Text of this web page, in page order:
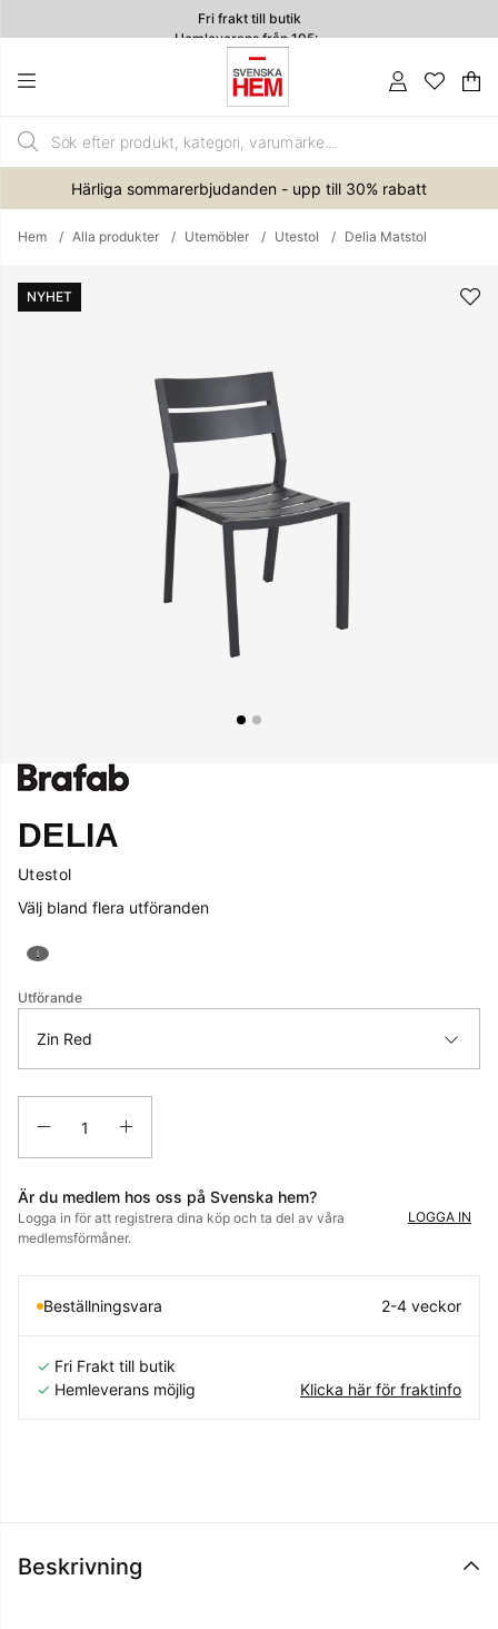
Fri frakt till butik
Hemleverans från 195:-
.
Härliga sommarerbjudanden - upp till 30% rabatt
Hem Alla produkter Utemöbler Utestol Delia Matstol
NYHET
Produktbilder
DELIA
Utestol
Välj bland flera utföranden
Utförande
Zin Red
Är du medlem hos oss på Svenska hem?
Logga in för att registrera dina köp och ta del av våra
medlemsförmåner.
LOGGA IN
Beställningsvara 2-4 veckor
✓ Fri Frakt till butik
✓ Hemleverans möjlig Klicka här för fraktinfo
Beskrivning